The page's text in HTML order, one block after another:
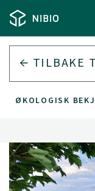
TILBAKE
ØKOLOGISK